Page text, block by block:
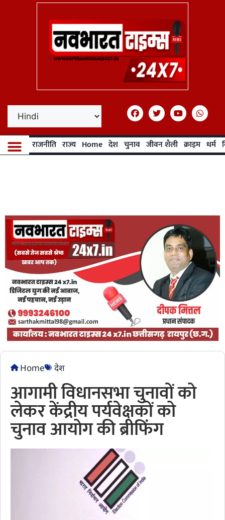
राजनीति राज्य Home देश चुनाव जीवन शैली क्राइम धर्म
Home देश
आगामी विधानसभा चुनावों को
लेकर केंद्रीय पर्यवेक्षकों को
चुनाव आयोग की ब्रीफिंग